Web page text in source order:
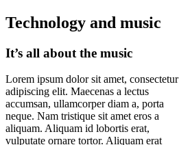
Image
Technology and music
It’s all about the music
Lorem ipsum dolor sit amet, consectetur
adipiscing elit. Maecenas a lectus
accumsan, ullamcorper diam a, porta
neque. Nam tristique sit amet eros a
aliquam. Aliquam id lobortis erat,
vulputate ornare tortor. Aliquam erat